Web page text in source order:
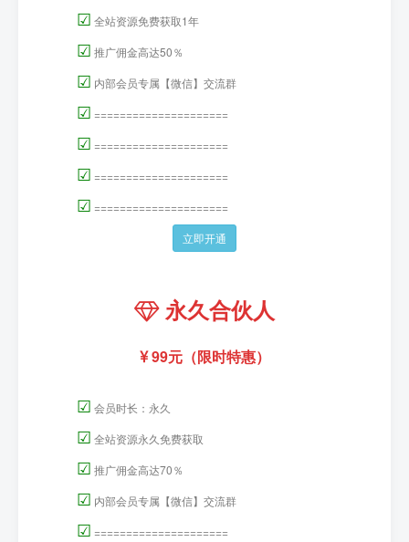
☑ 全站资源免费获取1年
☑ 推广佣金高达50％
☑ 内部会员专属【微信】交流群
☑ =====================
☑ =====================
☑ =====================
☑ =====================
立即开通
永久合伙人
99元（限时特惠）
☑ 会员时长：永久
☑ 全站资源永久免费获取
☑ 推广佣金高达70％
☑ 内部会员专属【微信】交流群
☑ =====================